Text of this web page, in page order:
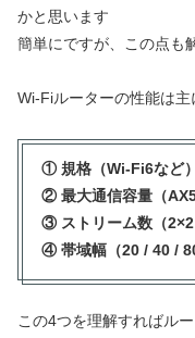
かと思います
簡単にですが、この点も
Wi-Fiルーターの性能は
① 規格（Wi-Fi6など）
② 最大通信容量（
③ ストリーム数（2×2
④ 帯域幅（20 / 40 /
この4つを理解すればル